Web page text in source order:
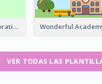
Colorful Balloon Celebration Of Birthday Invitation
VER TODAS LAS